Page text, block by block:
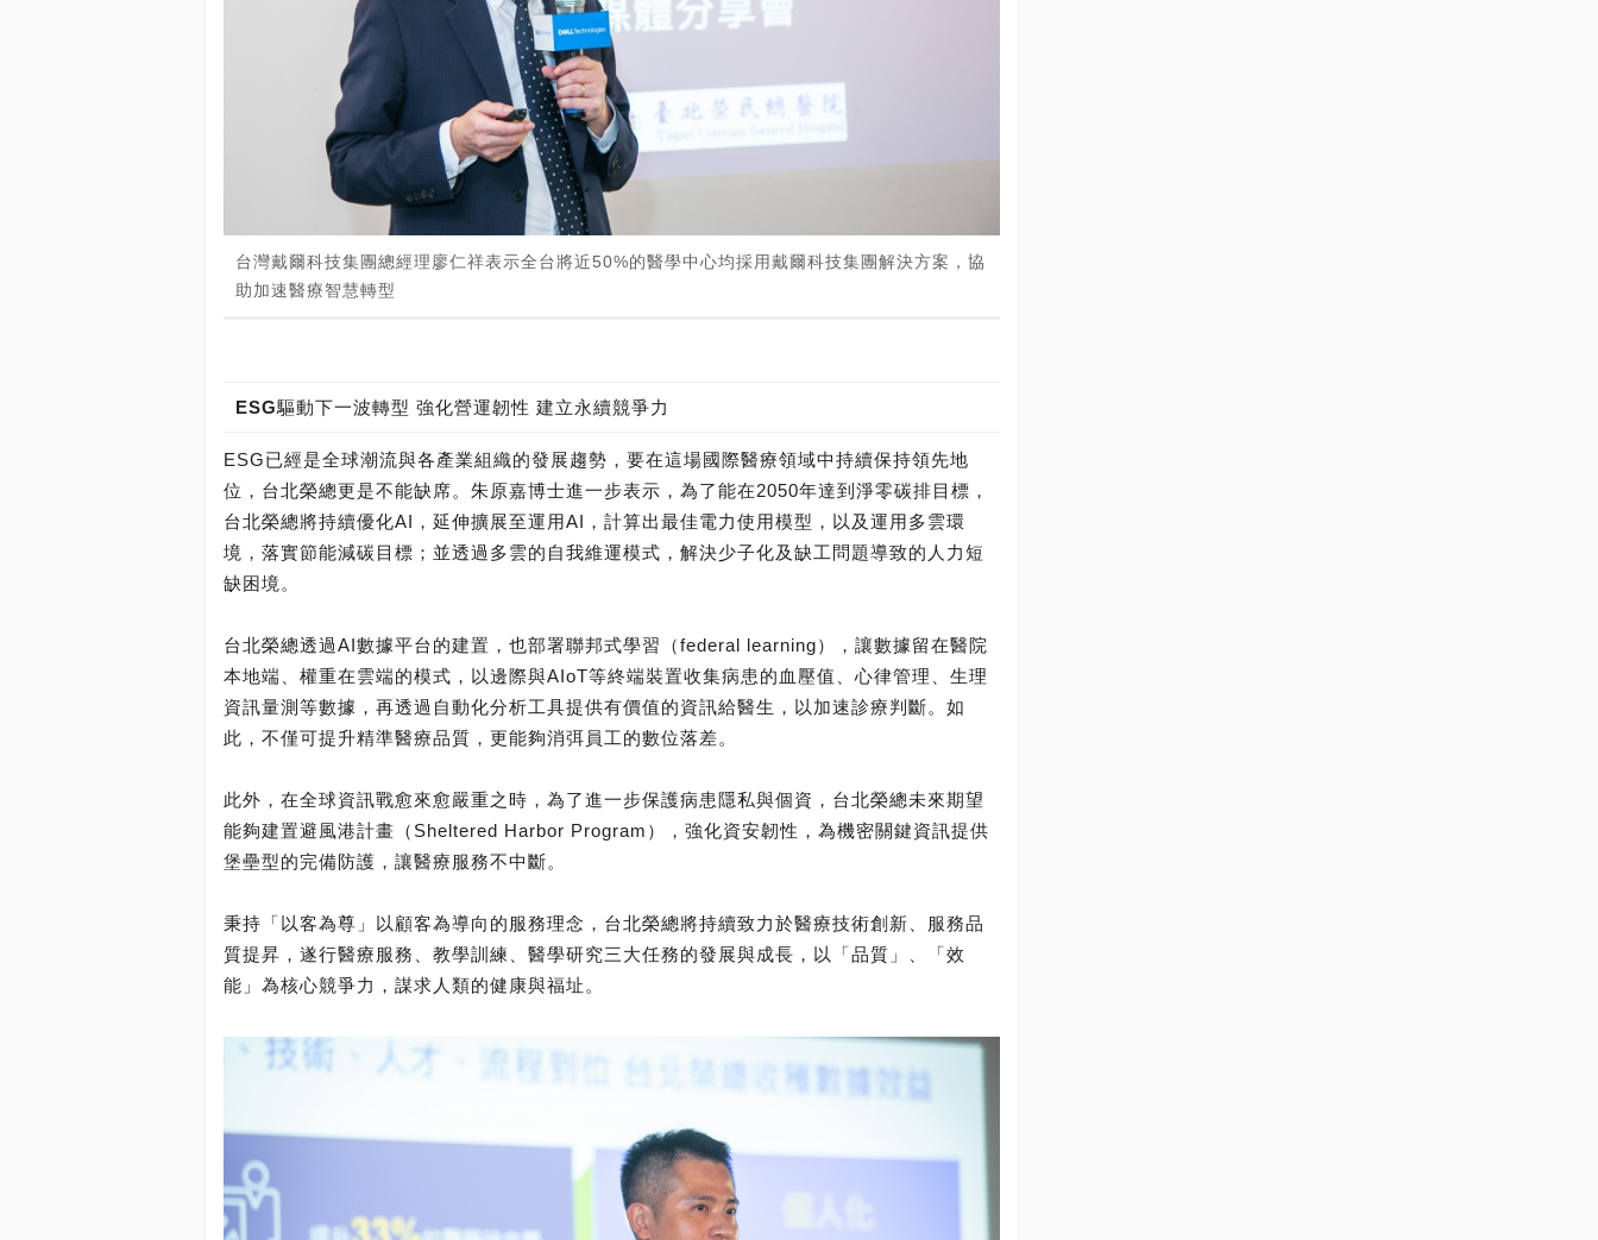
台灣戴爾科技集團總經理廖仁祥表示全台將近50%的醫學中心均採用戴爾科技集團解決方案，協
助加速醫療智慧轉型
ESG驅動下一波轉型 強化營運韌性 建立永續競爭力
ESG已經是全球潮流與各產業組織的發展趨勢，要在這場國際醫療領域中持續保持領先地
位，台北榮總更是不能缺席。朱原嘉博士進一步表示，為了能在2050年達到淨零碳排目標，
台北榮總將持續優化AI，延伸擴展至運用AI，計算出最佳電力使用模型，以及運用多雲環
境，落實節能減碳目標；並透過多雲的自我維運模式，解決少子化及缺工問題導致的人力短
缺困境。
台北榮總透過AI數據平台的建置，也部署聯邦式學習（federal learning），讓數據留在醫院
本地端、權重在雲端的模式，以邊際與AIoT等終端裝置收集病患的血壓值、心律管理、生理
資訊量測等數據，再透過自動化分析工具提供有價值的資訊給醫生，以加速診療判斷。如
此，不僅可提升精準醫療品質，更能夠消弭員工的數位落差。
此外，在全球資訊戰愈來愈嚴重之時，為了進一步保護病患隱私與個資，台北榮總未來期望
能夠建置避風港計畫（Sheltered Harbor Program），強化資安韌性，為機密關鍵資訊提供
堡壘型的完備防護，讓醫療服務不中斷。
秉持「以客為尊」以顧客為導向的服務理念，台北榮總將持續致力於醫療技術創新、服務品
質提昇，遂行醫療服務、教學訓練、醫學研究三大任務的發展與成長，以「品質」、「效
能」為核心競爭力，謀求人類的健康與福址。